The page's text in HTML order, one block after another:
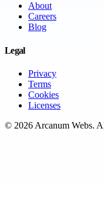
About
Careers
Blog
Legal
Privacy
Terms
Cookies
Licenses
© 2026 Arcanum Webs.